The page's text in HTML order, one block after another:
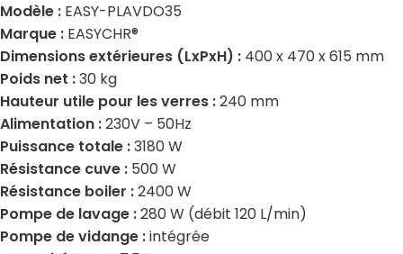
Modèle : EASY-PLAVDO35
Marque : EASYCHR®
Dimensions extérieures (LxPxH) : 400 x 470 x 615 mm
Poids net :30 kg
Hauteur utile pour les verres :240 mm
Alimentation :230V – 50Hz
Puissance totale :3180 W
Résistance cuve : 500 W
Résistance boiler :2400 W
Pompe de lavage :280 W (débit 120 L/min)
Pompe de vidange :intégrée